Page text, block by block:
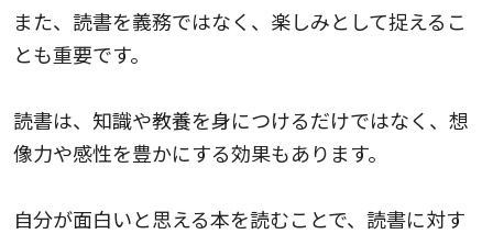
また、読書を義務ではなく、楽しみとして捉えるこ
とも重要です。
読書は、知識や教養を身につけるだけではなく、想
像力や感性を豊かにする効果もあります。
自分が面白いと思える本を読むことで、読書に対す